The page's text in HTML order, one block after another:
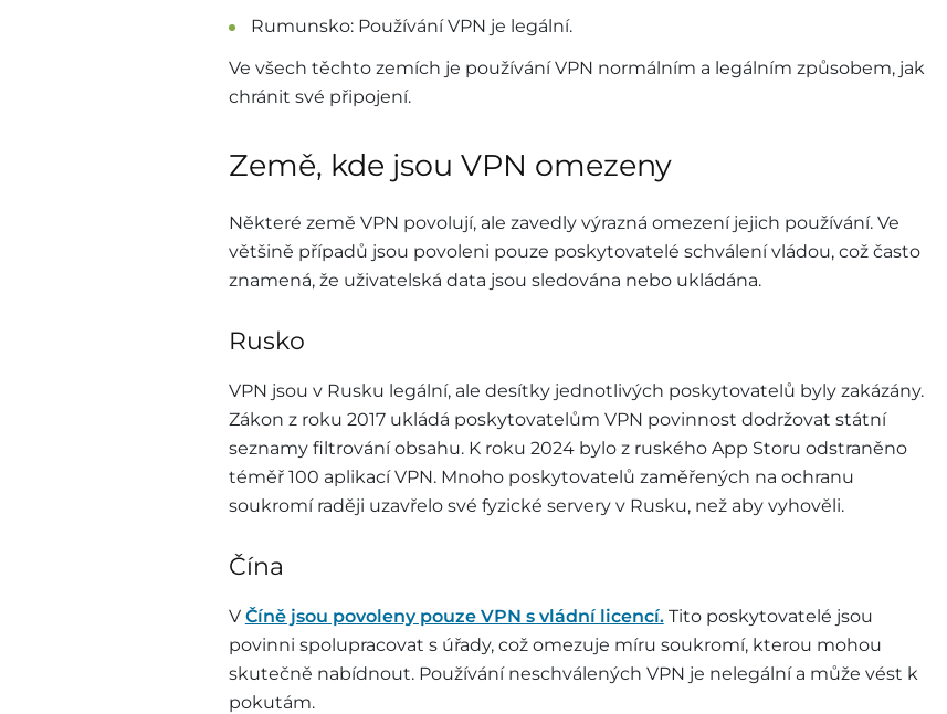
Rumunsko: Používání VPN je legální.
Ve všech těchto zemích je používání VPN normálním a legálním způsobem, jak
chránit své připojení.
Země, kde jsou VPN omezeny
Některé země VPN povolují, ale zavedly výrazná omezení jejich používání. Ve
většině případů jsou povoleni pouze poskytovatelé schválení vládou, což často
znamená, že uživatelská data jsou sledována nebo ukládána.
Rusko
VPN jsou v Rusku legální, ale desítky jednotlivých poskytovatelů byly zakázány.
Zákon z roku 2017 ukládá poskytovatelům VPN povinnost dodržovat státní
seznamy filtrování obsahu. K roku 2024 bylo z ruského App Storu odstraněno
téměř 100 aplikací VPN. Mnoho poskytovatelů zaměřených na ochranu
soukromí raději uzavřelo své fyzické servery v Rusku, než aby vyhověli.
Čína
V Číně jsou povoleny pouze VPN s vládní licencí.Tito poskytovatelé jsou
povinni spolupracovat s úřady, což omezuje míru soukromí, kterou mohou
skutečně nabídnout. Používání neschválených VPN je nelegální a může vést k
pokutám.